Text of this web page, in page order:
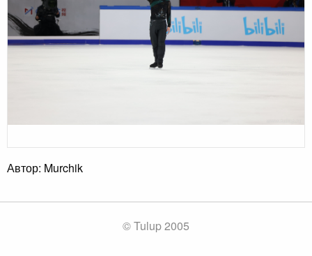
Автор: Murchik
© Tulup 2005